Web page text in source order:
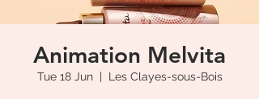
Animation Melvita
Tue 18 Jun
  |
Les Clayes-sous-Bois